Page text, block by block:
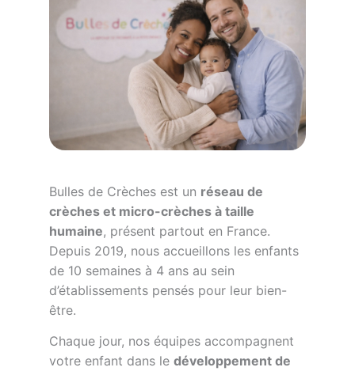
Bulles de Crèches est un réseau de
crèches et micro-crèches à taille
humaine, présent partout en France.
Depuis 2019, nous accueillons les enfants
de 10 semaines à 4 ans au sein
d’établissements pensés pour leur bien-
être.
Chaque jour, nos équipes accompagnent
votre enfant dans le développement de